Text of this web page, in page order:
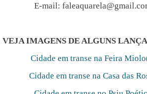
E-mail:
VEJA IMAGENS DE ALGUNS
Cidade em transe na Feira
Cidade em transe na Casa das